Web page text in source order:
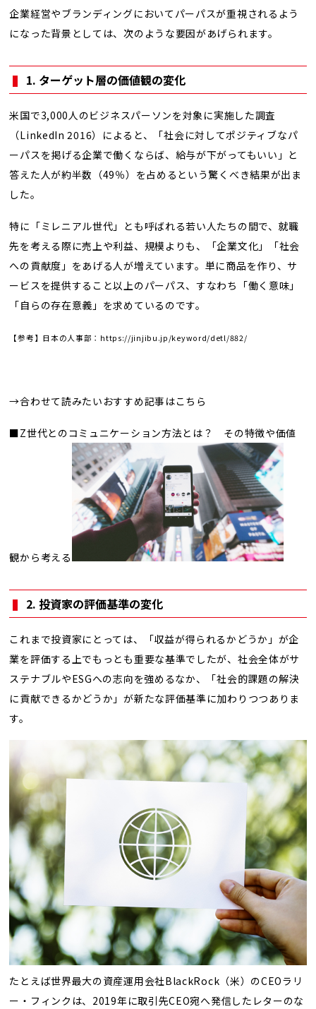
企業経営やブランディングにおいてパーパスが重視されるよう
になった背景としては、次のような要因があげられます。
1. ターゲット層の価値観の変化
米国で3,000人のビジネスパーソンを対象に実施した調査
（LinkedIn 2016）によると、「社会に対してポジティブなパ
ーパスを掲げる企業で働くならば、給与が下がってもいい」と
答えた人が約半数（49％）を占めるという驚くべき結果が出ま
した。
特に「ミレニアル世代」とも呼ばれる若い人たちの間で、就職
先を考える際に売上や利益、規模よりも、「企業文化」「社会
への貢献度」をあげる人が増えています。単に商品を作り、サ
ービスを提供すること以上のパーパス、すなわち「働く意味」
「自らの存在意義」を求めているのです。
【参考】日本の人事部： https://jinjibu.jp/keyword/detl/882/
→合わせて読みたいおすすめ記事はこちら
■Z世代とのコミュニケーション方法とは？ その特徴や価値
観から考える
2. 投資家の評価基準の変化
これまで投資家にとっては、「収益が得られるかどうか」が企
業を評価する上でもっとも重要な基準でしたが、社会全体がサ
ステナブルやESGへの志向を強めるなか、「社会的課題の解決
に貢献できるかどうか」が新たな評価基準に加わりつつありま
す。
たとえば世界最大の資産運用会社BlackRock（米）のCEOラリ
ー・フィンクは、2019年に取引先CEO宛へ発信したレターのな